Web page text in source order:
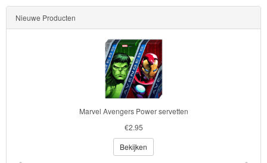
Nieuwe Producten
Marvel Avengers Power servetten
€2.95
Bekijken